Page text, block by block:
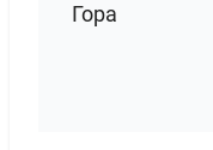
Гора